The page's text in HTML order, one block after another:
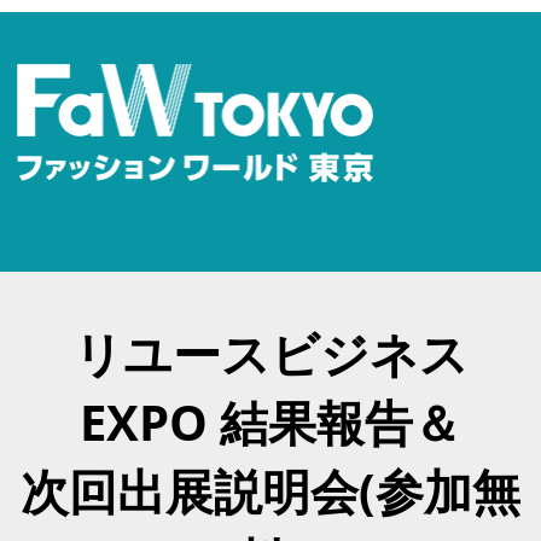
リユースビジネス
EXPO 結果報告＆
次回出展説明会(参加無